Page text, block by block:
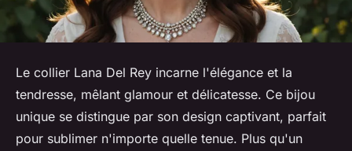
Le collier Lana Del Rey incarne l'élégance et la
tendresse, mêlant glamour et délicatesse. Ce bijou
unique se distingue par son design captivant, parfait
pour sublimer n'importe quelle tenue. Plus qu'un